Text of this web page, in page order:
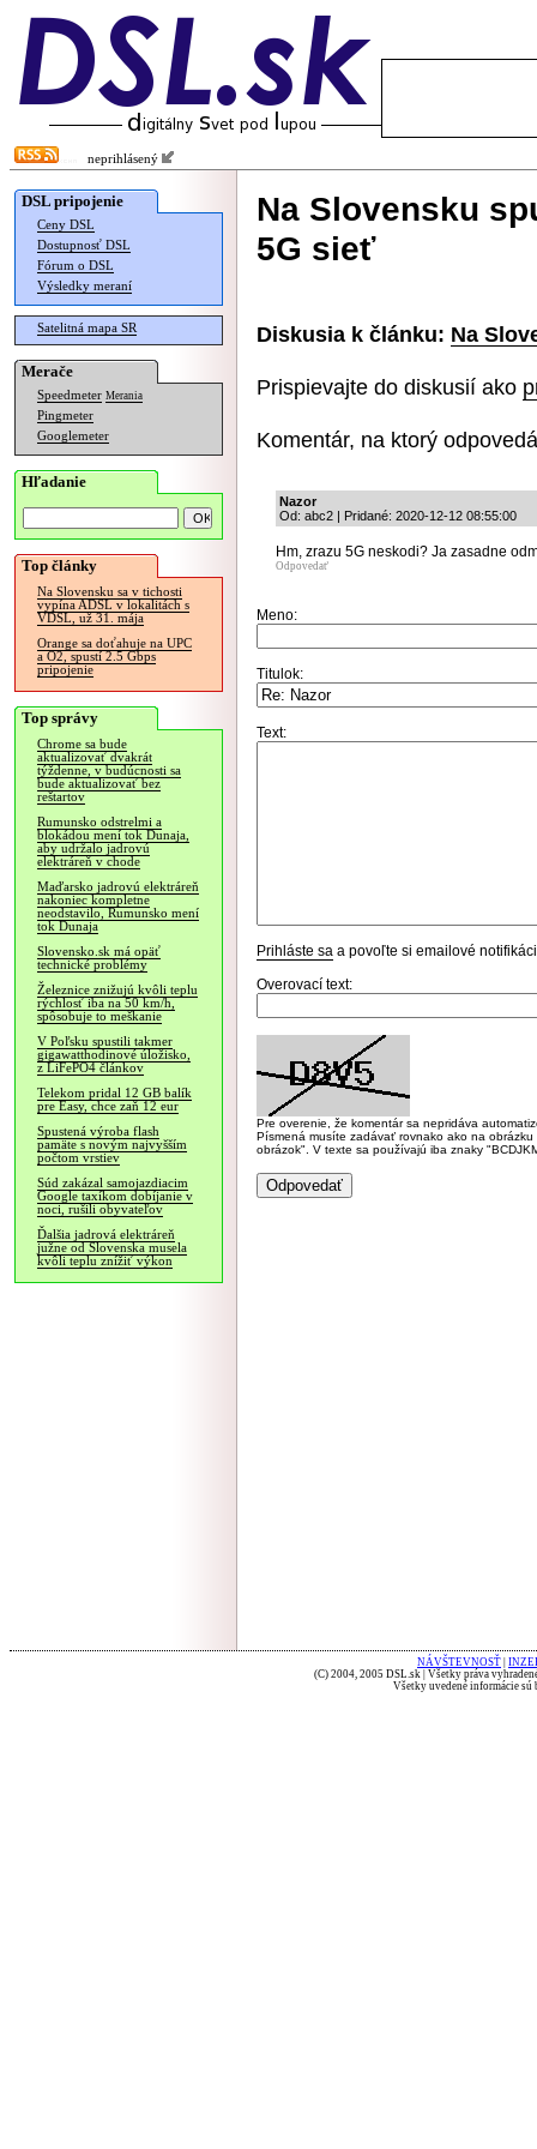
neprihlásený
DSL pripojenie
Ceny DSL
Dostupnosť DSL
Fórum o DSL
Výsledky meraní
Satelitná mapa SR
Merače
Speedmeter Merania
Pingmeter
Googlemeter
Hľadanie
Top články
Na Slovensku sa v tichosti
vypína ADSL v lokalitách s
VDSL, už 31. mája
Orange sa doťahuje na UPC
a O2, spustí 2.5 Gbps
pripojenie
Top správy
Chrome sa bude
aktualizovať dvakrát
týždenne, v budúcnosti sa
bude aktualizovať bez
reštartov
Rumunsko odstrelmi a
blokádou mení tok Dunaja,
aby udržalo jadrovú
elektráreň v chode
Maďarsko jadrovú elektráreň
nakoniec kompletne
neodstavilo, Rumunsko mení
tok Dunaja
Slovensko.sk má opäť
technické problémy
Železnice znižujú kvôli teplu
rýchlosť iba na 50 km/h,
spôsobuje to meškanie
V Poľsku spustili takmer
gigawatthodinové úložisko,
z LiFePO4 článkov
Telekom pridal 12 GB balík
pre Easy, chce zaň 12 eur
Spustená výroba flash
pamäte s novým najvyšším
počtom vrstiev
Súd zakázal samojazdiacim
Google taxíkom dobíjanie v
noci, rušili obyvateľov
Ďalšia jadrová elektráreň
južne od Slovenska musela
kvôli teplu znížiť výkon
Na Slovensku
5G sieť
Diskusia k článku: Na
Prispievajte do diskusií ako
Komentár, na ktorý
Nazor
Od: abc2 | Pridané: 2020-12-12 08:55:00
Hm, zrazu 5G neskodi? Ja zasadne
Odpovedať
Meno:
Titulok:
Text:
Prihláste sa a povoľte si emailové
Overovací text:
Pre overenie, že komentár sa nepridáva
Písmená musíte zadávať rovnako ako na
obrázok". V texte sa používajú iba znaky
NÁVŠTEVNOSŤ
(C) 2004, 2005 DSL.sk | Všetky práva
Všetky uvedené informácie sú